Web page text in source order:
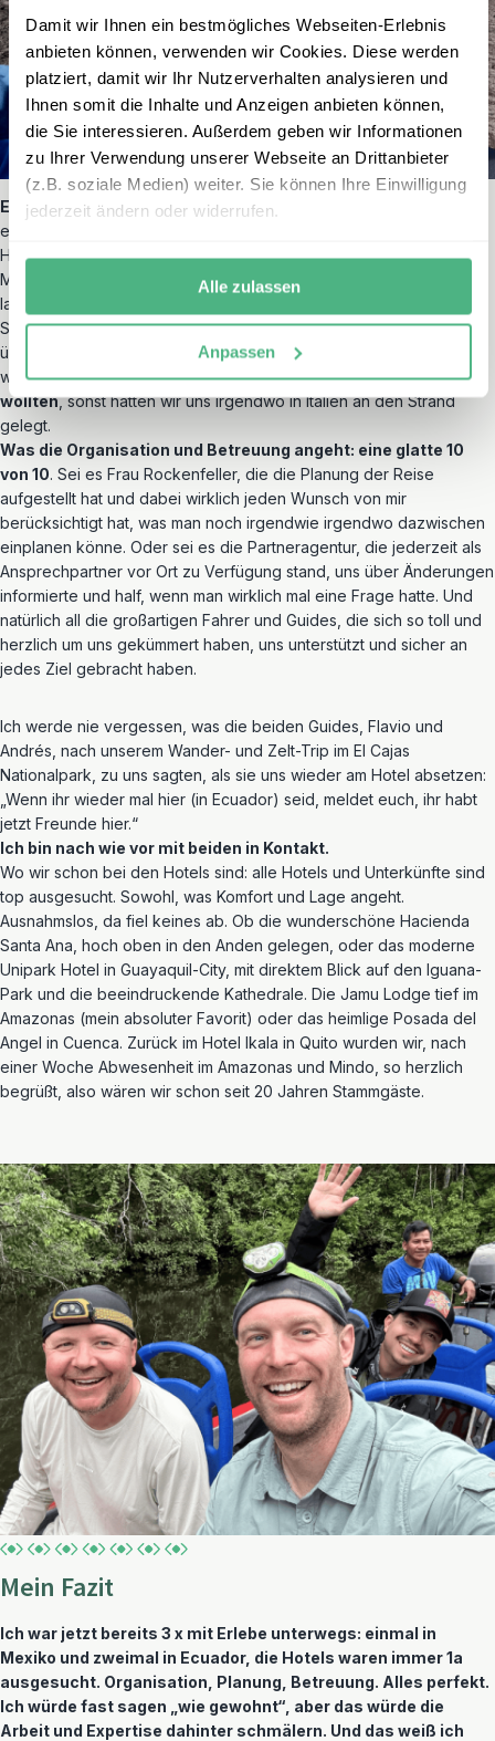
Damit wir Ihnen ein bestmögliches Webseiten-Erlebnis
anbieten können, verwenden wir Cookies. Diese werden
platziert, damit wir Ihr Nutzerverhalten analysieren und
Ihnen somit die Inhalte und Anzeigen anbieten können,
die Sie interessieren. Außerdem geben wir Informationen
zu Ihrer Verwendung unserer Webseite an Drittanbieter
(z.B. soziale Medien) weiter. Sie können Ihre Einwilligung
jederzeit ändern oder widerrufen.
Alle zulassen
Anpassen
Eine Ecuador-Rundreise ist durchaus anstrengend
einem bewusst sein. Wechselnde Hotels in völlig unterschiedlichen
Höhenlagen. Heute heiß, morgen kalt. Heute fast auf
Meeresspiegel, morgen auf 4000 Metern. Lange Autofahrten,
lange Busfahrten, wilde Überfahrten zu Nachbarinseln im
Schnellboot. Bei Temperaturen um den Gefrierpunkt im Zelt
übernachten. Dem Körper wird schon einiges abverlangt. Aber das
wussten wir im Vorfeldund das war auch genau das, was wir
wollten, sonst hätten wir uns irgendwo in Italien an den Strand
gelegt.
Was die Organisation und Betreuung angeht: eine glatte 10
von 10. Sei es Frau Rockenfeller, die die Planung der Reise
aufgestellt hat und dabei wirklich jeden Wunsch von mir
berücksichtigt hat, was man noch irgendwie irgendwo dazwischen
einplanen könne. Oder sei es die Partneragentur, die jederzeit als
Ansprechpartner vor Ort zu Verfügung stand, uns über Änderungen
informierte und half, wenn man wirklich mal eine Frage hatte. Und
natürlich all die großartigen Fahrer und Guides, die sich so toll und
herzlich um uns gekümmert haben, uns unterstützt und sicher an
jedes Ziel gebracht haben.
Ich werde nie vergessen, was die beiden Guides, Flavio und
Andrés, nach unserem Wander- und Zelt-Trip im El Cajas
Nationalpark, zu uns sagten, als sie uns wieder am Hotel absetzen:
„Wenn ihr wieder mal hier (in Ecuador) seid, meldet euch, ihr habt
jetzt Freunde hier.“
Ich bin nach wie vor mit beiden in Kontakt.
Wo wir schon bei den Hotels sind: alle Hotels und Unterkünfte sind
top ausgesucht. Sowohl, was Komfort und Lage angeht.
Ausnahmslos, da fiel keines ab. Ob die wunderschöne Hacienda
Santa Ana, hoch oben in den Anden gelegen, oder das moderne
Unipark Hotel in Guayaquil-City, mit direktem Blick auf den Iguana-
Park und die beeindruckende Kathedrale. Die Jamu Lodge tief im
Amazonas (mein absoluter Favorit) oder das heimlige Posada del
Angel in Cuenca. Zurück im Hotel Ikala in Quito wurden wir, nach
einer Woche Abwesenheit im Amazonas und Mindo, so herzlich
begrüßt, also wären wir schon seit 20 Jahren Stammgäste.
Mein Fazit
Ich war jetzt bereits 3 x mit Erlebe unterwegs: einmal in
Mexiko und zweimal in Ecuador, die Hotels waren immer 1a
ausgesucht. Organisation, Planung, Betreuung. Alles perfekt.
Ich würde fast sagen „wie gewohnt“, aber das würde die
Arbeit und Expertise dahinter schmälern. Und das weiß ich